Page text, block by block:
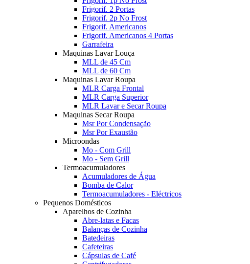
Frigorif. 2 Portas
Frigorif. 2p No Frost
Frigorif. Americanos
Frigorif. Americanos 4 Portas
Garrafeira
Maquinas Lavar Louça
MLL de 45 Cm
MLL de 60 Cm
Maquinas Lavar Roupa
MLR Carga Frontal
MLR Carga Superior
MLR Lavar e Secar Roupa
Maquinas Secar Roupa
Msr Por Condensação
Msr Por Exaustão
Microondas
Mo - Com Grill
Mo - Sem Grill
Termoacumuladores
Acumuladores de Água
Bomba de Calor
Termoacumuladores - Eléctricos
Pequenos Domésticos
Aparelhos de Cozinha
Abre-latas e Facas
Balanças de Cozinha
Batedeiras
Cafeteiras
Cápsulas de Café